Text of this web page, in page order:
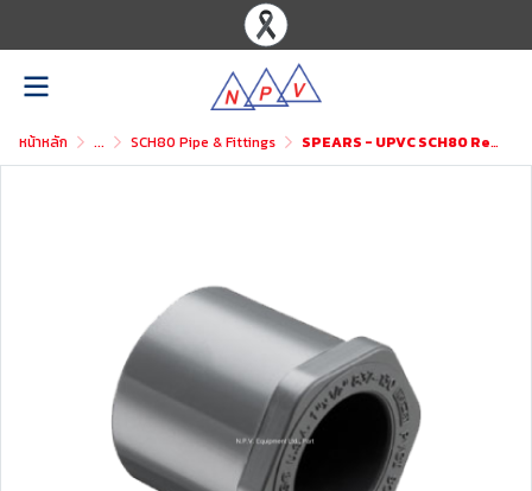
หน้าหลัก ... SCH80 Pipe & Fittings SPEARS - UPVC SCH80 Reducer Bushing Flush Style (Spigot x Soc)